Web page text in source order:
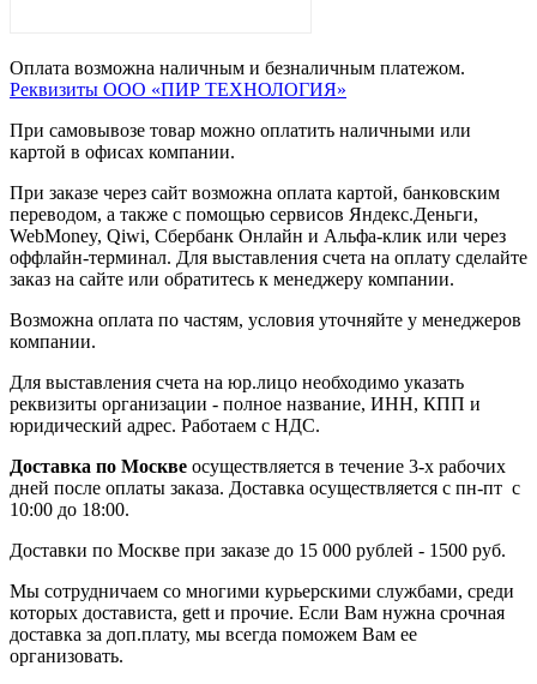
Оплата возможна наличным и безналичным платежом.
Реквизиты ООО «ПИР ТЕХНОЛОГИЯ»
При самовывозе товар можно оплатить наличными или
картой в офисах компании.
При заказе через сайт возможна оплата картой, банковским
переводом, а также с помощью сервисов Яндекс.Деньги,
WebMoney, Qiwi, Сбербанк Онлайн и Альфа-клик или через
оффлайн-терминал. Для выставления счета на оплату сделайте
заказ на сайте или обратитесь к менеджеру компании.
Возможна оплата по частям, условия уточняйте у менеджеров
компании.
Для выставления счета на юр.лицо необходимо указать
реквизиты организации - полное название, ИНН, КПП и
юридический адрес. Работаем с НДС.
Доставка по Москве осуществляется в течение 3-х рабочих
дней после оплаты заказа. Доставка осуществляется с пн-пт с
10:00 до 18:00.
Доставки по Москве при заказе до 15 000 рублей - 1500 руб.
Мы сотрудничаем со многими курьерскими службами, среди
которых достависта, gett и прочие. Если Вам нужна срочная
доставка за доп.плату, мы всегда поможем Вам ее
организовать.